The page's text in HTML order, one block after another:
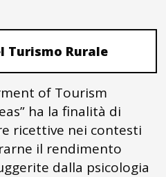
Turismo Rurale
of Tourism
ha la finalità di
ricettive nei contesti
il rendimento
dalla psicologia